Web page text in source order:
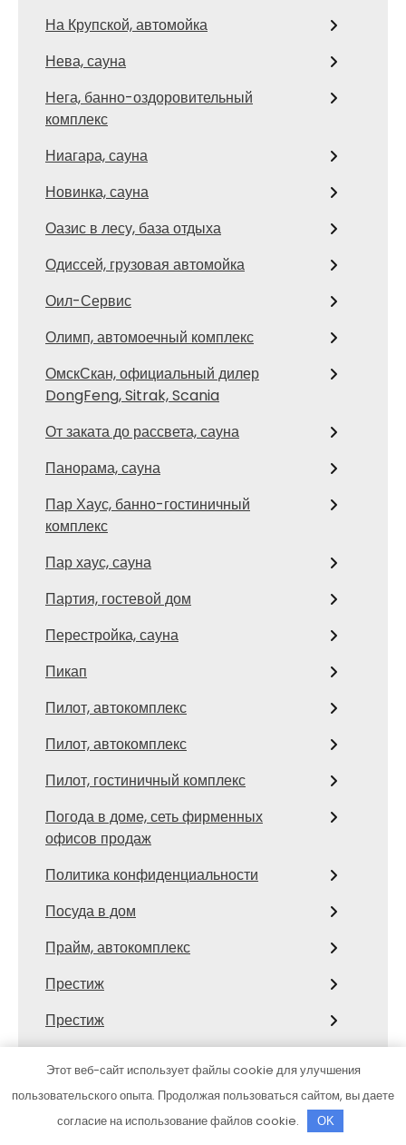
На Крупской, автомойка
Нева, сауна
Нега, банно-оздоровительный
комплекс
Ниагара, сауна
Новинка, сауна
Оазис в лесу, база отдыха
Одиссей, грузовая автомойка
Оил-Сервис
Олимп, автомоечный комплекс
ОмскСкан, официальный дилер
DongFeng, Sitrak, Scania
От заката до рассвета, сауна
Панорама, сауна
Пар Хаус, банно-гостиничный
комплекс
Пар хаус, сауна
Партия, гостевой дом
Перестройка, сауна
Пикап
Пилот, автокомплекс
Пилот, автокомплекс
Пилот, гостиничный комплекс
Погода в доме, сеть фирменных
офисов продаж
Политика конфиденциальности
Посуда в дом
Прайм, автокомплекс
Престиж
Престиж
Престиж, автомойка
Производственный банно-прачечный
Этот веб-сайт использует файлы cookie для улучшения
пользовательского опыта. Продолжая пользоваться сайтом, вы даете
согласие на использование файлов cookie.
OK